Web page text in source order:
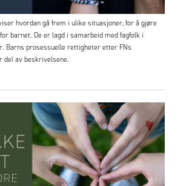
hvordan gå frem i ulike situasjoner, for å gjøre
barnet. De er lagd i samarbeid med fagfolk i
Barns prosessuelle rettigheter etter FNs
del av beskrivelsene.